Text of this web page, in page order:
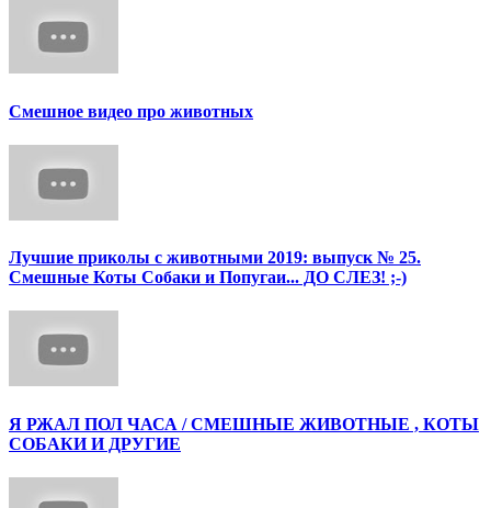
Смешное видео про животных
Лучшие приколы с животными 2019: выпуск № 25.
Смешные Коты Собаки и Попугаи... ДО СЛЕЗ! ;-)
Я РЖАЛ ПОЛ ЧАСА / СМЕШНЫЕ ЖИВОТНЫЕ , КОТЫ
СОБАКИ И ДРУГИЕ